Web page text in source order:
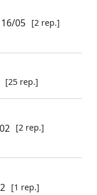
16/05 [2 rep.]
[25 rep.]
[2 rep.]
[1 rep.]